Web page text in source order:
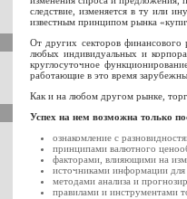
следствие, изменяется в ту или
известным принципом рынка
От других секторов
любых индивидуальных и
круглосуточное
работающие в это время
Как и на любом другом рынке,
Успех на нем возможна только
ознакомление с
принципами валютного
факторами, влияющими на
источниками информации для
методами анализа и
правилами и инструментами